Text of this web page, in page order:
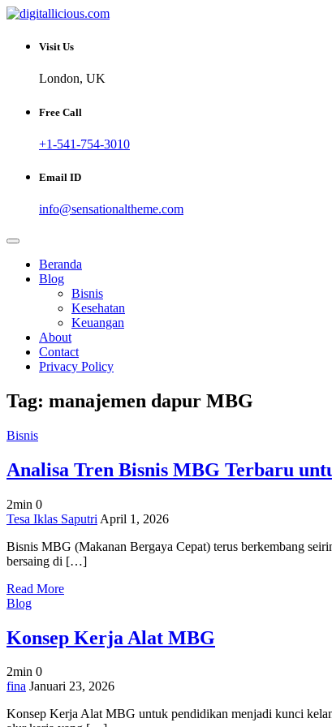
Skip
content
digitallicious.com
Sharing Digital Information
Visit Us
London, UK
Free Call
+1-541-754-3010
Email ID
info@sensationaltheme.com
Beranda
Blog
Bisnis
Kesehatan
Keuangan
About
Contact
Privacy Policy
Tag: manajemen dapur MBG
Bisnis
Analisa Tren Bisnis MBG Terbaru
2min 0
on
Tren
Bisnis
Terbaru
untuk
Peluang
Tesa Iklas Saputri April 1, 2026
Bisnis MBG (Makanan Bergaya Cepat) terus berkembang
bersaing di […]
Read More
Blog
Konsep Kerja Alat MBG
2min 0
on
Kerja
fina Januari 23, 2026
Konsep Kerja Alat MBG untuk pendidikan menjadi kunci